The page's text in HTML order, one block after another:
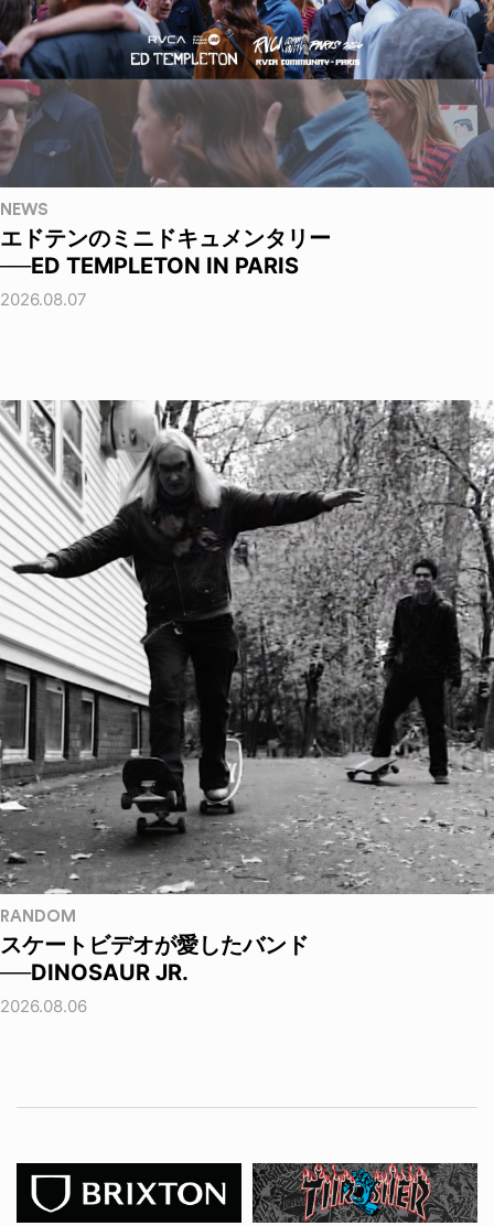
NEWS
エドテンのミニドキュメンタリー
──ED TEMPLETON IN PARIS
2026.08.07
RANDOM
スケートビデオが愛したバンド
──DINOSAUR JR.
2026.08.06